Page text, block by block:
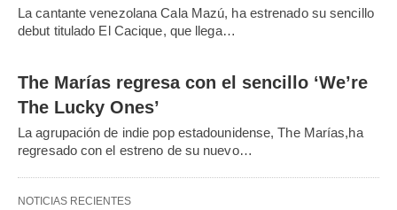
La cantante venezolana Cala Mazú, ha estrenado su sencillo
debut titulado El Cacique, que llega…
The Marías regresa con el sencillo ‘We’re
The Lucky Ones’
La agrupación de indie pop estadounidense, The Marías,ha
regresado con el estreno de su nuevo…
NOTICIAS RECIENTES